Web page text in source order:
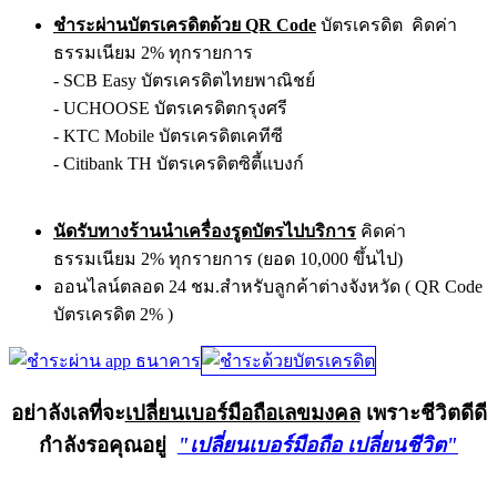
ชำระผ่านบัตรเครดิตด้วย QR Code บัตรเครดิต คิดค่า
ธรรมเนียม 2% ทุกรายการ
- SCB Easy บัตรเครดิตไทยพาณิชย์
- UCHOOSE บัตรเครดิตกรุงศรี
- KTC Mobile บัตรเครดิตเคทีซี
- Citibank TH บัตรเครดิตซิตี้แบงก์
นัดรับทางร้านนำเครื่องรูดบัตรไปบริการ คิดค่า
ธรรมเนียม 2% ทุกรายการ (ยอด 10,000 ขึ้นไป)
ออนไลน์ตลอด 24 ชม.สำหรับลูกค้าต่างจังหวัด ( QR Code
บัตรเครดิต 2% )
อย่าลังเลที่จะเปลี่ยนเบอร์มือถือเลขมงคลเพราะชีวิตดีดี
กำลังรอคุณอยู่
"เปลี่ยนเบอร์มือถือ เปลี่ยนชีวิต"